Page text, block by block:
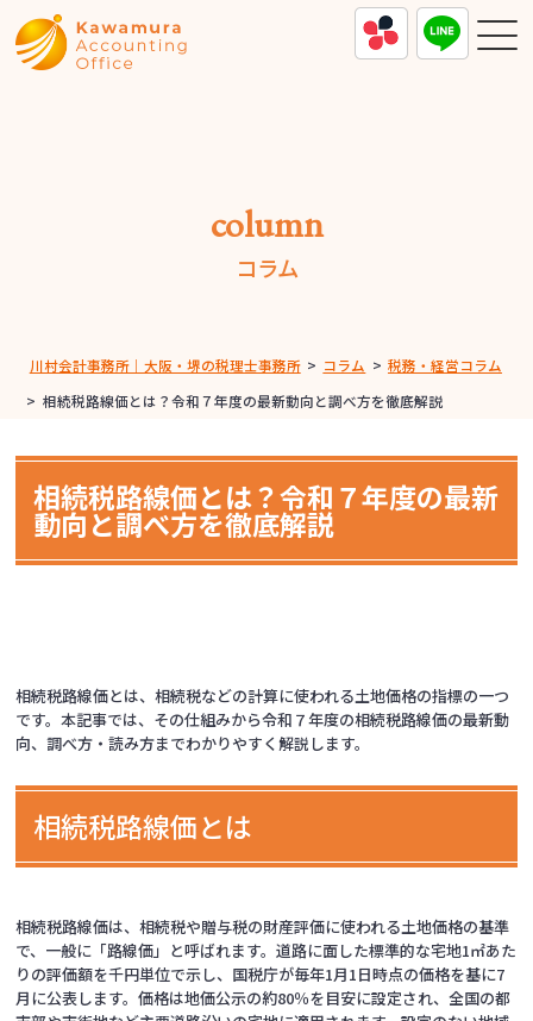
column
コラム
川村会計事務所｜大阪・堺の税理士事務所 > コラム > 税務・経営コラム
> 相続税路線価とは？令和７年度の最新動向と調べ方を徹底解説
相続税路線価とは？令和７年度の最新
動向と調べ方を徹底解説
相続税路線価とは、相続税などの計算に使われる土地価格の指標の一つ
です。本記事では、その仕組みから令和７年度の相続税路線価の最新動
向、調べ方・読み方までわかりやすく解説します。
相続税路線価とは
相続税路線価は、相続税や贈与税の財産評価に使われる土地価格の基準
で、一般に「路線価」と呼ばれます。道路に面した標準的な宅地1㎡あた
りの評価額を千円単位で示し、国税庁が毎年1月1日時点の価格を基に7
月に公表します。価格は地価公示の約80％を目安に設定され、全国の都